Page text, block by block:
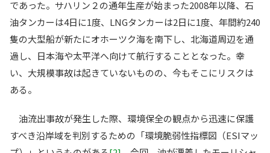
であった。サハリン２の通年生産が始まった2008年以降、石
油タンカーは4日に1度、LNGタンカーは2日に1度、年間約240
隻の大型船が新たにオホーツク海を南下し、北海道周辺を通
過し、日本海や太平洋へ向けて航行することとなった。幸
い、大規模事故は起きていないものの、今もそこにリスクは
ある。
油流出事故が発生した際、環境保全の観点から迅速に保護
すべき沿岸域を判別するための「環境脆弱性指標図（ESIマッ